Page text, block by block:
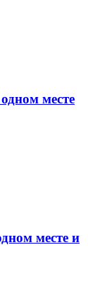
месте
месте и